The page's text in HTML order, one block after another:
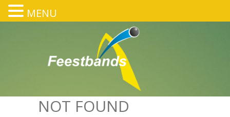
POSTS TAGGED ‘JEWELS OF NILE
RODGERS TRIBUTE BOEKEN’
HOME/
NOT FOUND
MENU